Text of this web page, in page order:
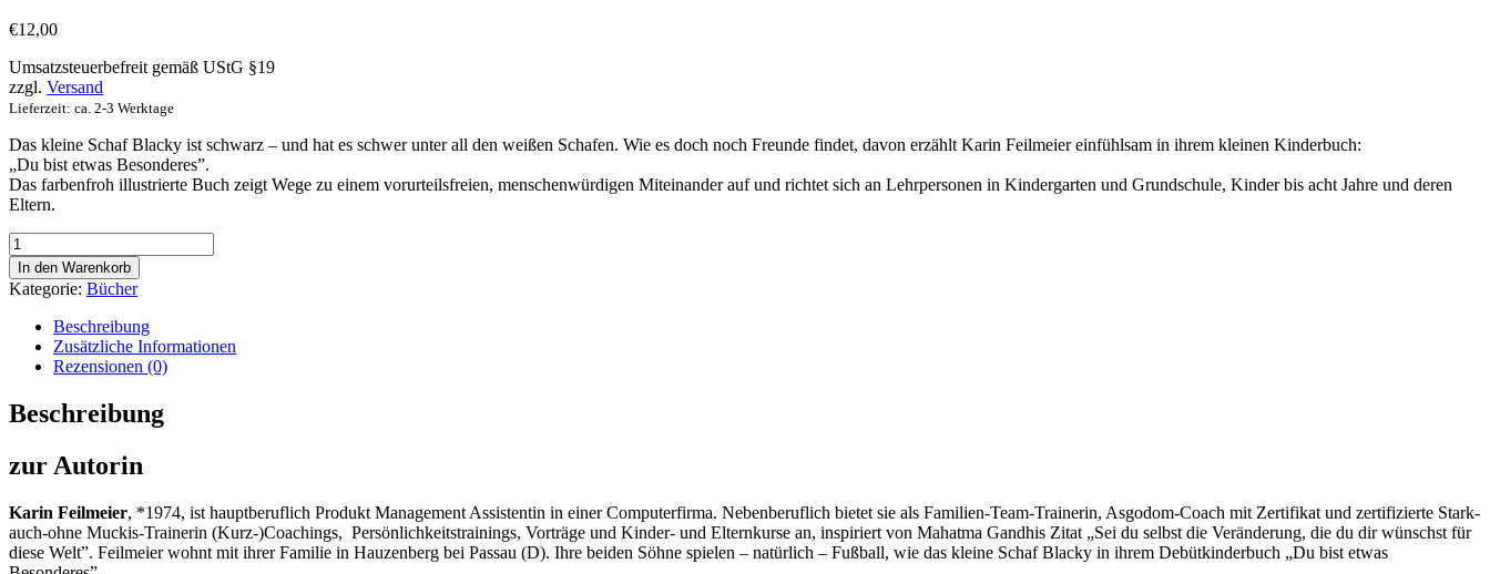
€12,00
Umsatzsteuerbefreit gemäß UStG §19
zzgl. Versand
Lieferzeit: ca. 2-3 Werktage
Das kleine Schaf Blacky ist schwarz – und hat es schwer unter all den weißen Schafen. Wie es doch noch Freunde findet, davon erzählt Karin Feilmeier einfühlsam in ihrem kleinen Kinderbuch:
„Du bist etwas Besonderes”.
Das farbenfroh illustrierte Buch zeigt Wege zu einem vorurteilsfreien, menschenwürdigen Miteinander auf und richtet sich an Lehrpersonen in Kindergarten und Grundschule, Kinder bis acht Jahre und deren
Eltern.
Buch
"Du
bist
etwas
Besonderes"
Menge
In den Warenkorb
Kategorie: Bücher
Beschreibung
Zusätzliche Informationen
Rezensionen (0)
Beschreibung
zur Autorin
Karin Feilmeier, *1974, ist hauptberuflich Produkt Management Assistentin in einer Computerfirma. Nebenberuflich bietet sie als Familien-Team-Trainerin, Asgodom-Coach mit Zertifikat und zertifizierte Stark-
auch-ohne Muckis-Trainerin (Kurz-)Coachings, Persönlichkeitstrainings, Vorträge und Kinder- und Elternkurse an, inspiriert von Mahatma Gandhis Zitat „Sei du selbst die Veränderung, die du dir wünschst für
diese Welt”. Feilmeier wohnt mit ihrer Familie in Hauzenberg bei Passau (D). Ihre beiden Söhne spielen – natürlich – Fußball, wie das kleine Schaf Blacky in ihrem Debütkinderbuch „Du bist etwas